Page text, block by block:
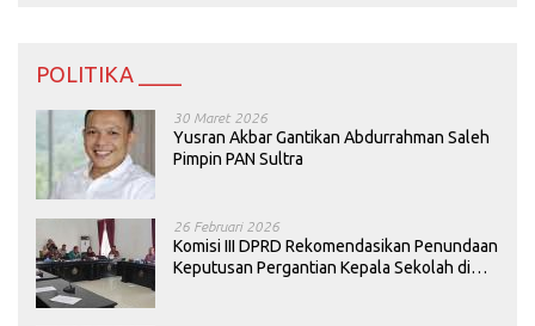
POLITIKA ____
30 Maret 2026
Yusran Akbar Gantikan Abdurrahman Saleh
Pimpin PAN Sultra
26 Februari 2026
Komisi III DPRD Rekomendasikan Penundaan
Keputusan Pergantian Kepala Sekolah di